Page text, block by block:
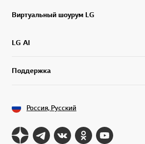
Виртуальный шоурум LG
LG AI
Поддержка
Россия, Русский